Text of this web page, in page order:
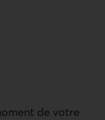
de votre